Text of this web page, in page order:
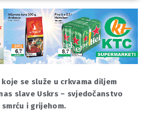
se služe u crkvama diljem
slave Uskrs – svjedočanstvo
i grijehom.